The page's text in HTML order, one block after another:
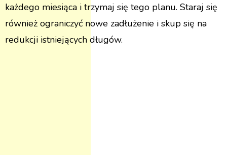
każdego miesiąca i trzymaj się tego planu. Staraj się
również ograniczyć nowe zadłużenie i skup się na
redukcji istniejących długów.